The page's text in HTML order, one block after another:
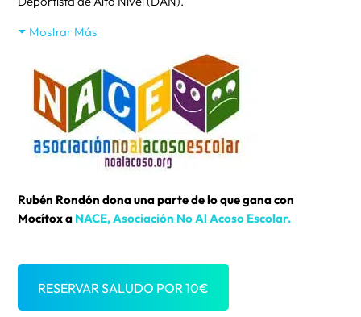
Mostrar Más
Rubén Rondón dona una parte de lo que gana con
Mocítox a NACE, Asociación No Al Acoso Escolar.
RESERVAR SALUDO POR10€